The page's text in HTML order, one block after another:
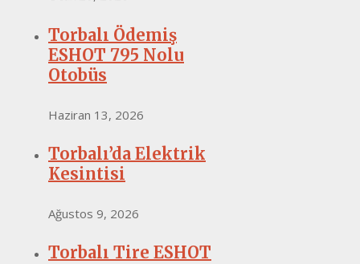
Torbalı Ödemiş
ESHOT 795 Nolu
Otobüs
Haziran 13, 2026
Torbalı’da Elektrik
Kesintisi
Ağustos 9, 2026
Torbalı Tire ESHOT